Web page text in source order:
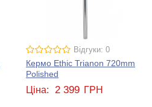
Відгуки: 0
Кермо Ethic Trianon 720mm
Polished
Ціна: 2 399 ГРН